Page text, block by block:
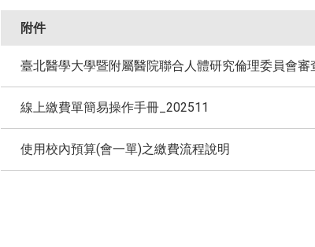
附件
臺北醫學大學暨附屬醫院聯合人體研究倫理委員會
線上繳費單簡易操作手冊_202511
使用校內預算(會一單)之繳費流程說明